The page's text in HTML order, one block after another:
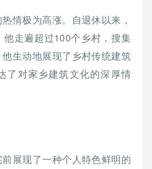
情极为高涨。自退休以来，
走遍超过100个乡村，搜集
生动地展现了乡村传统建筑
了对家乡建筑文化的深厚情
展现了一种个人特色鲜明的